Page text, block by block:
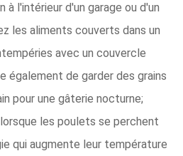
l'intérieur d'un garage ou d'un
les aliments couverts dans un
avec un couvercle
également de garder des grains
pour une gâterie nocturne;
les poulets se perchent
qui augmente leur température